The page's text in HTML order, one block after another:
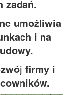
zadań.
umożliwia
i na
firmy i